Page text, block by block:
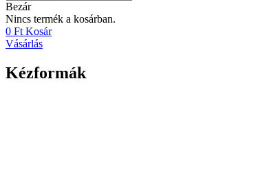
Bezár
Nincs termék a kosárban.
0 Ft Kosár
Vásárlás
Kézformák